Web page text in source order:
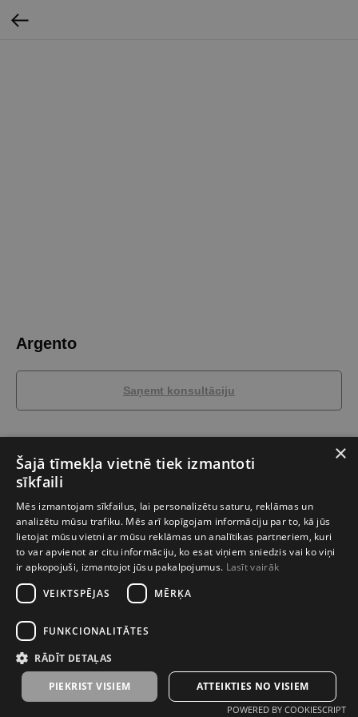
Argento
Saņemt konsultāciju
izrotā smalki iegriezumi un poras. Tā īpatnība ir sudrabaini pelēks tonis,
kas piešķir akmenim pārsteidzošu spēju spēlēt ar gaismu. Atkarībā no
izvēlētā interjera un vēlmēm, ARGENTO var pievienot izsmalcinātu atturību,
kur sudrabainais, gandrīz metāliskais akmens spīdums atklājas pilnā savā
krāšņumā.
Iepakojumā: 12 gab.
Iepakojuma platība: 0,43 m²
Iepakojuma svars: 12 kg
Izmēri: 400 x 100 x 10-12 mm
Piemērots ārējiem apstākļiem: Jā
*Flīzes nav kalibrētas viena ar otru.
×
Šajā tīmekļa vietnē tiek izmantoti
sīkfaili
Mēs izmantojam sīkfailus, lai personalizētu saturu, reklāmas un
analizētu mūsu trafiku. Mēs arī kopīgojam informāciju par to, kā jūs
lietojat mūsu vietni ar mūsu reklāmas un analītikas partneriem, kuri
to var apvienot ar citu informāciju, ko esat viņiem sniedzis vai ko viņi
ir apkopojuši, izmantojot jūsu pakalpojumus. Lasīt vairāk
VEIKTSPĒJAS
MĒRĶA
FUNKCIONALITĀTES
RĀDĪT DETAĻAS
PIEKRIST VISIEM ATTEIKTIES NO VISIEM
POWERED BY COOKIESCRIPT